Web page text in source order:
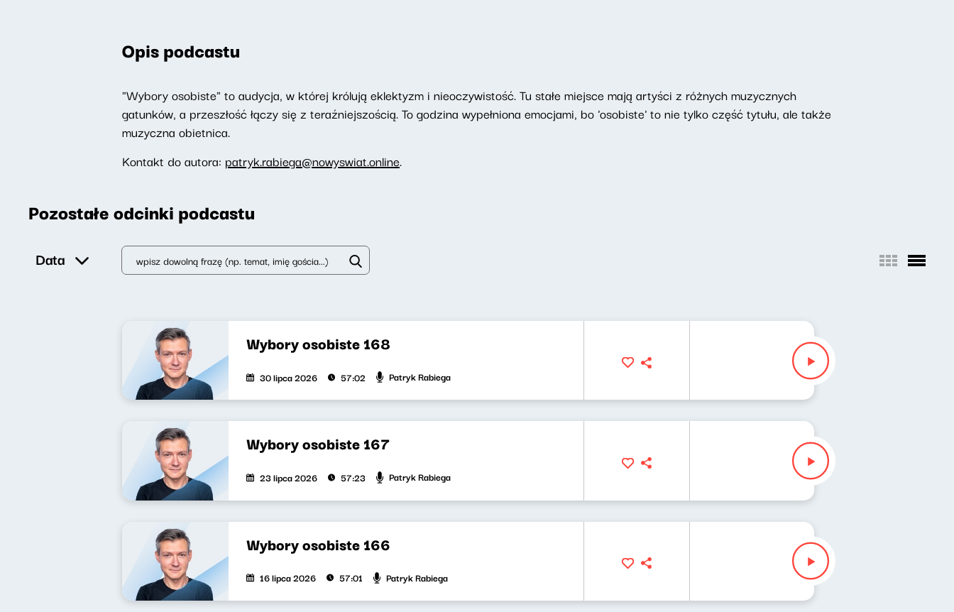
Opis podcastu
"Wybory osobiste" to audycja, w której królują eklektyzm i nieoczywistość. Tu stałe miejsce mają artyści z różnych muzycznych
gatunków, a przeszłość łączy się z teraźniejszością. To godzina wypełniona emocjami, bo 'osobiste' to nie tylko część tytułu, ale także
muzyczna obietnica.
Kontakt do autora: patryk.rabiega@nowyswiat.online.
Pozostałe odcinki podcastu
Data
Wybory osobiste 168
30 lipca 2026 57:02 Patryk Rabiega
Wybory osobiste 167
23 lipca 2026 57:23 Patryk Rabiega
Wybory osobiste 166
16 lipca 2026 57:01 Patryk Rabiega